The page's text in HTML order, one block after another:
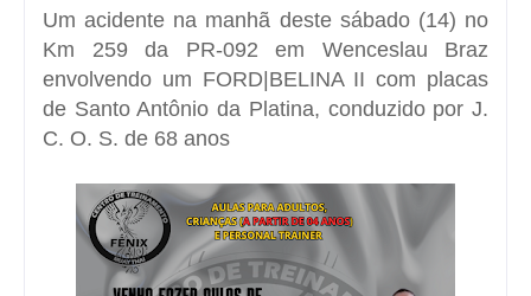
Um acidente na manhã deste sábado (14) no
Km 259 da PR-092 em Wenceslau Braz
envolvendo um FORD|BELINA II com placas
de Santo Antônio da Platina, conduzido por J.
C. O. S. de 68 anos